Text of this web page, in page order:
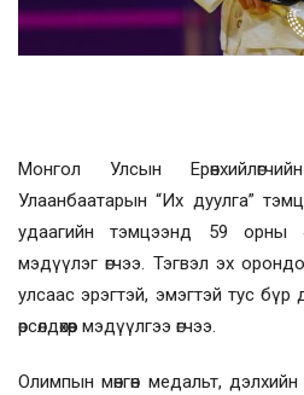
Монгол Улсын
Улаанбаатарын “Их дуулга”
удаагийн тэмцээнд 59 орны
мэдүүлэг өгчээ. Тэгвэл эх
улсаас эрэгтэй, эмэгтэй тус
өрсөлдөхөөр мэдүүлгээ өгчээ.
Олимпын мөнгөн медальт,